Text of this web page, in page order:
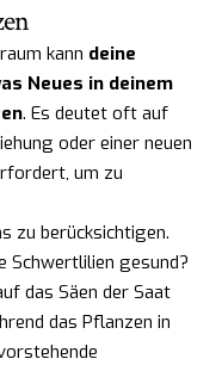
kann deine
Neues in deinem
. Es deutet oft auf
oder einer neuen
um zu
zu berücksichtigen.
Schwertlilien gesund?
das Säen der Saat
das Pflanzen in